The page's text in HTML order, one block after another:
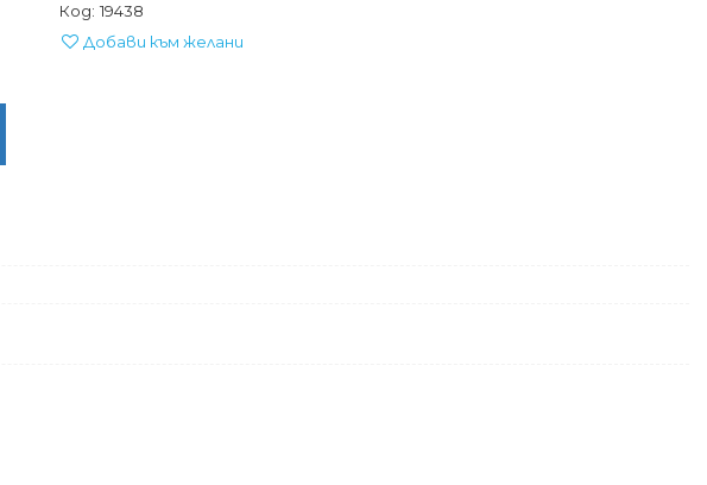
Код: 19438
Добави към желани